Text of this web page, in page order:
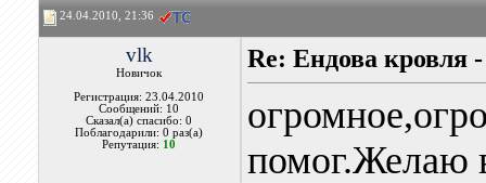
24.04.2010, 21:36
vlk
Новичок
Регистрация: 23.04.2010
Сообщений: 10
Сказал(а) спасибо: 0
Поблагодарили: 0 раз(а)
Репутация: 10
Re: Ендова кровля
помог.Желаю